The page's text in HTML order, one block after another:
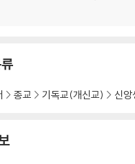
는 습관
종교 기독교(개신교) 신앙